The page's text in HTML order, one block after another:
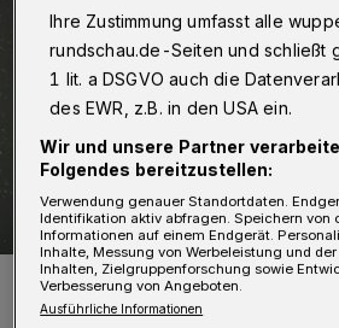
Naomi Brito in „Sweet Mambo“.
Foto: Ursula Kaufmann
Ihre Zustimmung umfasst alle
rundschau.de-Seiten und schließt
1 lit. a DSGVO auch die
des EWR, z.B. in den USA ein.
Wir und unsere Partner
Folgendes bereitzustellen:
Verwendung genauer Standortdaten.
Identifikation aktiv abfragen. Speichern von
Informationen auf einem Endgerät.
Inhalte, Messung von Werbeleistung und
Inhalten, Zielgruppenforschung sowie
Verbesserung von Angeboten.
Ausführliche Informationen